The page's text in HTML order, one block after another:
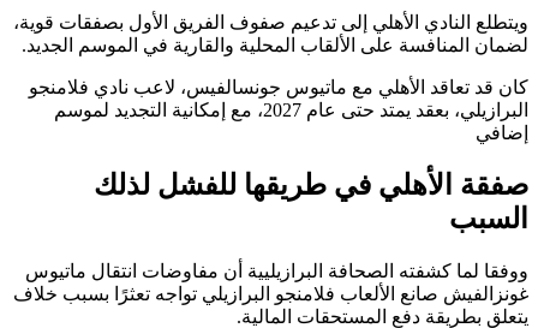
ويتطلع النادي الأهلي إلى تدعيم صفوف الفريق الأول بصفقات قوية،
لضمان المنافسة على الألقاب المحلية والقارية في الموسم الجديد.
كان قد تعاقد الأهلي مع ماتيوس جونسالفيس، لاعب نادي فلامنجو
البرازيلي، بعقد يمتد حتى عام 2027، مع إمكانية التجديد لموسم
إضافي
صفقة الأهلي في طريقها للفشل لذلك
السبب
ووفقا لما كشفته الصحافة البرازيليية أن مفاوضات انتقال ماتيوس
غونزالفيش صانع الألعاب فلامنجو البرازيلي تواجه تعثرًا بسبب خلاف
يتعلق بطريقة دفع المستحقات المالية.